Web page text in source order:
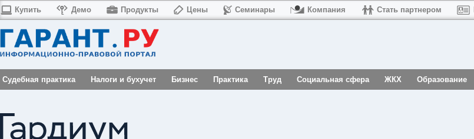
Купить Демо Продукты Цены Семинары Компания Стать партнером
Судебная практика Налоги и бухучет Бизнес Практика Труд Социальная сфера ЖКХ Образование